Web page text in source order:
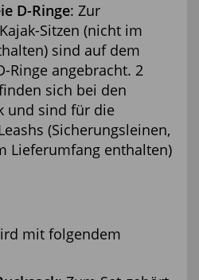
D-Ringe: Zur
Sitzen (nicht im
sind auf dem
Ringe angebracht. 2
sich bei den
und sind für die
(Sicherungsleinen,
Lieferumfang enthalten)
mit folgendem